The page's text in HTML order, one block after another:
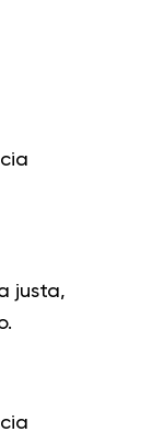
justa,